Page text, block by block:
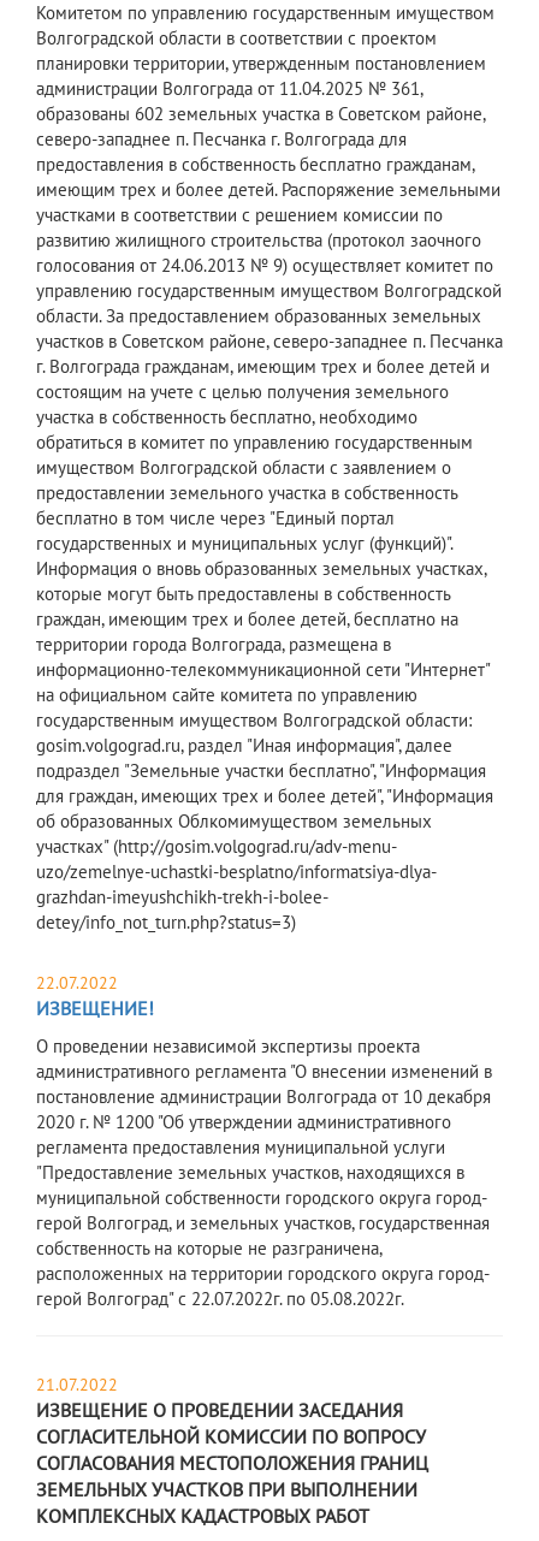
Комитетом по управлению государственным имуществом
Волгоградской области в соответствии с проектом
планировки территории, утвержденным постановлением
администрации Волгограда от 11.04.2025 № 361,
образованы 602 земельных участка в Советском районе,
северо-западнее п. Песчанка г. Волгограда для
предоставления в собственность бесплатно гражданам,
имеющим трех и более детей. Распоряжение земельными
участками в соответствии с решением комиссии по
развитию жилищного строительства (протокол заочного
голосования от 24.06.2013 № 9) осуществляет комитет по
управлению государственным имуществом Волгоградской
области. За предоставлением образованных земельных
участков в Советском районе, северо-западнее п. Песчанка
г. Волгограда гражданам, имеющим трех и более детей и
состоящим на учете с целью получения земельного
участка в собственность бесплатно, необходимо
обратиться в комитет по управлению государственным
имуществом Волгоградской области с заявлением о
предоставлении земельного участка в собственность
бесплатно в том числе через "Единый портал
государственных и муниципальных услуг (функций)".
Информация о вновь образованных земельных участках,
которые могут быть предоставлены в собственность
граждан, имеющим трех и более детей, бесплатно на
территории города Волгограда, размещена в
информационно-телекоммуникационной сети "Интернет"
на официальном сайте комитета по управлению
государственным имуществом Волгоградской области:
gosim.volgograd.ru, раздел "Иная информация", далее
подраздел "Земельные участки бесплатно", "Информация
для граждан, имеющих трех и более детей", "Информация
об образованных Облкомимуществом земельных
участках" (http://gosim.volgograd.ru/adv-menu-
uzo/zemelnye-uchastki-besplatno/informatsiya-dlya-
grazhdan-imeyushchikh-trekh-i-bolee-
detey/info_not_turn.php?status=3)
22.07.2022
ИЗВЕЩЕНИЕ!
​О проведении независимой экспертизы проекта
административного регламента "О внесении изменений в
постановление администрации Волгограда от 10 декабря
2020 г. № 1200 "Об утверждении административного
регламента предоставления муниципальной услуги
"Предоставление земельных участков, находящихся в
муниципальной собственности городского округа город-
герой Волгоград, и земельных участков, государственная
собственность на которые не разграничена,
расположенных на территории городского округа город-
герой Волгоград" с 22.07.2022г. по 05.08.2022г.
21.07.2022
ИЗВЕЩЕНИЕ О ПРОВЕДЕНИИ ЗАСЕДАНИЯ
СОГЛАСИТЕЛЬНОЙ КОМИССИИ ПО ВОПРОСУ
СОГЛАСОВАНИЯ МЕСТОПОЛОЖЕНИЯ ГРАНИЦ
ЗЕМЕЛЬНЫХ УЧАСТКОВ ПРИ ВЫПОЛНЕНИИ
КОМПЛЕКСНЫХ КАДАСТРОВЫХ РАБОТ